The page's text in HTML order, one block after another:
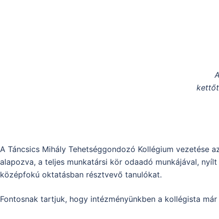
A Táncsics Mihály Tehetséggondozó Kollégium vezetése
alapozva, a teljes munkatársi kör odaadó munkájával,
középfokú oktatásban résztvevő tanulókat.
Fontosnak tartjuk, hogy intézményünkben a kollégista